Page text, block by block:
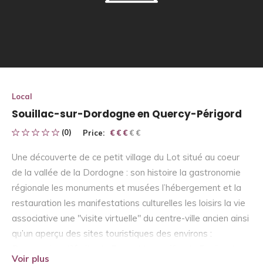
Local
Souillac-sur-Dordogne en Quercy-Périgord
(0) Price: € € € € €
€ € €
Une découverte de ce petit village du Lot situé au coeur
de la vallée de la Dordogne : son histoire la gastronomie
régionale les monuments et musées l’hébergement et la
restauration les manifestations culturelles les loisirs la vie
associative une "visite virtuelle" du centre-ville ancien ainsi
qu’un aperçu des sites touristiques des environs :
grottes de Lacave de Lascaux Sarlat etc…
Voir plus